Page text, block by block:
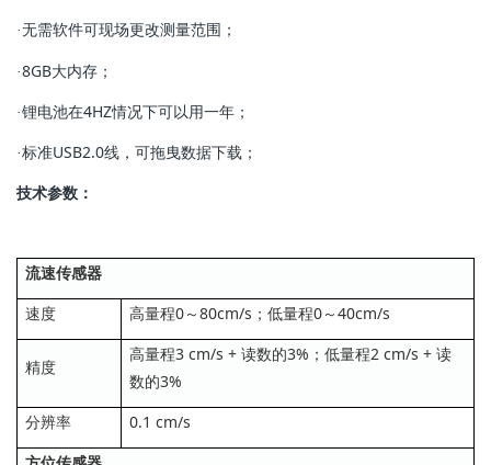
·无需软件可现场更改测量范围；
·8GB大内存；
·锂电池在4HZ情况下可以用一年；
·标准USB2.0线，可拖曳数据下载；
技术参数：
流速传感器
速度
高量程0～80cm/s；低量程0～40cm/s
精度
高量程3 cm/s + 读数的3%；低量程2 cm/s + 读
数的3%
分辨率
0.1 cm/s